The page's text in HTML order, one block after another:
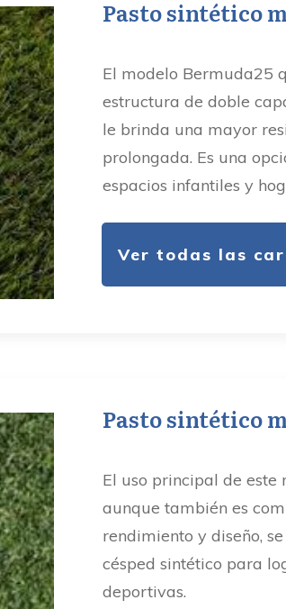
Pasto sintético
El modelo Bermuda25
estructura de doble
le brinda una mayor
prolongada. Es una
espacios infantiles y
Ver todas las
Pasto sintético
El uso principal de este
aunque también es
rendimiento y diseño,
césped sintético para
deportivas.